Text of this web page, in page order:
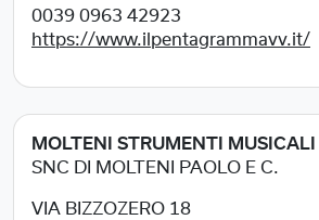
0039 0963 42923
https://www.ilpentagrammavv.it/
MOLTENI STRUMENTI MUSICALI
SNC DI MOLTENI PAOLO E C.
VIA BIZZOZERO 18